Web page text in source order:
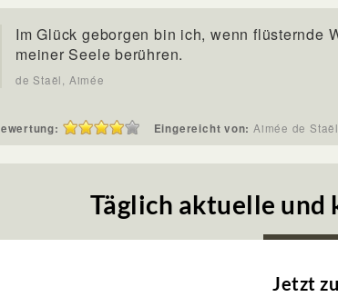
Im Glück geborgen bin ich, wenn flüsternde
meiner Seele berühren.
de Staël, Aimée
Eingereicht von: Aimée de